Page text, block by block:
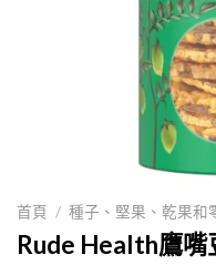
首頁 / 種子、堅果、乾果和
Rude Health鷹嘴